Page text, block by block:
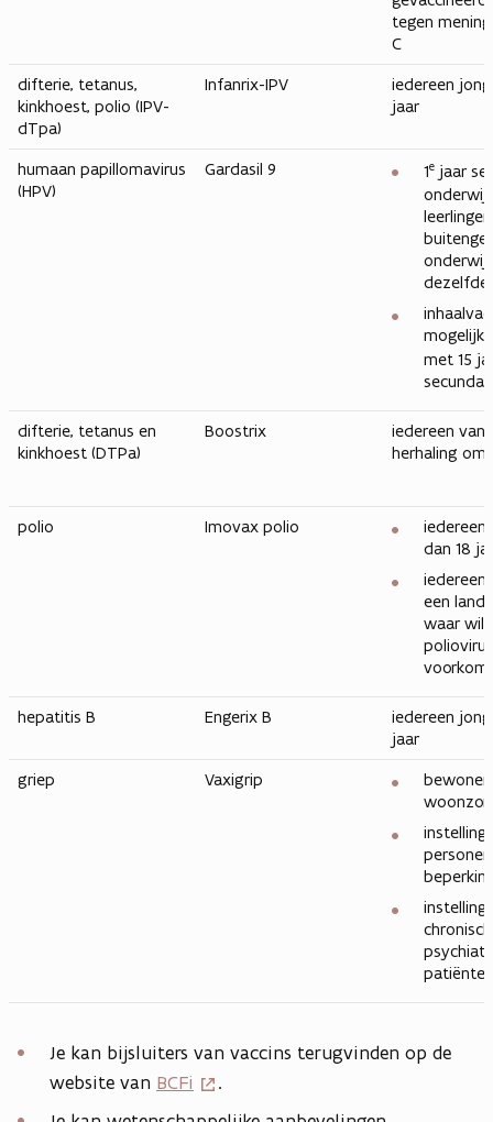
tegen
C
difterie, tetanus,
kinkhoest, polio (IPV-
dTpa)
Infanrix-IPV
iedereen
jaar
humaan papillomavirus
(HPV)
Gardasil 9 1e jaar
mogelijk
met 15
difterie, tetanus en
kinkhoest (DTPa)
Boostrix
iedereen
herhaling om
polio Imovax polio
iedereen
dan 18
iedereen
een land
waar wild
hepatitis B Engerix B
iedereen
jaar
griep
Vaxigrip
patiënten
Je kan bijsluiters van vaccins terugvinden op de
website van BCFi
.